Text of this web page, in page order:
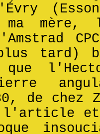
mère,
tard)
que
de chez
et